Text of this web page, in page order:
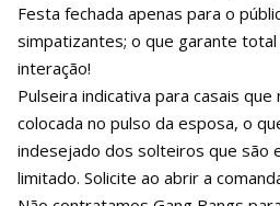
Festa fechada apenas para o
simpatizantes; o que garante
interação!
Pulseira indicativa para casais
colocada no pulso da esposa, o
indesejado dos solteiros que são
limitado. Solicite ao abrir a